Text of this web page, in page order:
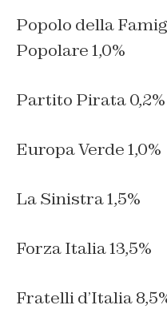
Popolo della
Popolare 1,0%
Partito Pirata 0,2%
Europa Verde 1,0%
La Sinistra 1,5%
Forza Italia 13,5%
Fratelli d’Italia